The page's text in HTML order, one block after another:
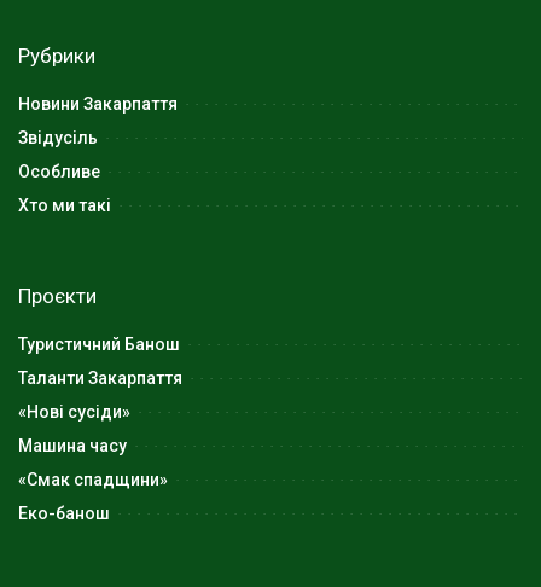
Рубрики
Новини Закарпаття
Звідусіль
Особливе
Хто ми такі
Проєкти
Туристичний Банош
Таланти Закарпаття
«Нові сусіди»
Машина часу
«Смак спадщини»
Еко-банош